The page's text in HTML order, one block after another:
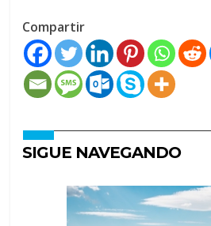
Compartir
SIGUE NAVEGANDO